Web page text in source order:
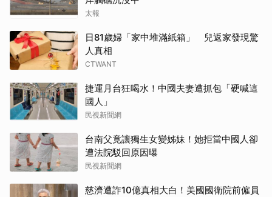
太報
日81歲婦「家中堆滿紙箱」 兒返家發現驚
人真相
CTWANT
捷運月台狂喝水！中國夫妻遭抓包「硬喊這
國人」
民視新聞網
台南父竟讓獨生女變姊妹！她拒當中國人卻
遭法院駁回原因曝
民視新聞網
慈濟遭詐10億真相大白！美國國衛院前僱員